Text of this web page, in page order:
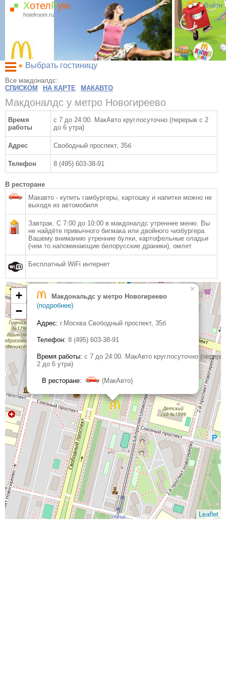
Войти
ХотелРум
hotelroom.ru
Выбрать гостиницу
Гостиницы на карте Москвы
Гостиницы по метро
ХотелРум рекомендует
Все макдоналдс:
СПИСКОМ
НА КАРТЕ МАКАВТО
Макдоналдс у метро Новогиреево
Время
работы
с 7 до 24:00. МакАвто круглосуточно (перерыв с 2
до 6 утра)
Адрес Свободный проспект, 35б
Телефон 8 (495) 603-38-91
В ресторане
Макавто - купить гамбургеры, картошку и напитки можно не
выходя из автомобиля
Завтрак. С 7:00 до 10:00 в макдоналдс утреннее меню. Вы
не найдёте привычного бигмака или двойного чизбургера.
Вашему вниманию утренние булки, картофельные оладьи
(чем то напоминающие белорусские драники), омлет
Бесплатный WiFi интернет
Макдональдс у метро Новогиреево
(подробнее)
Адрес: г.Москва Свободный проспект, 35б
Телефон: 8 (495) 603-38-91
Время работы: с 7 до 24:00. МакАвто круглосуточно
2 до 6 утра)
В ресторане: (МакАвто)
×
+
−
Leaflet